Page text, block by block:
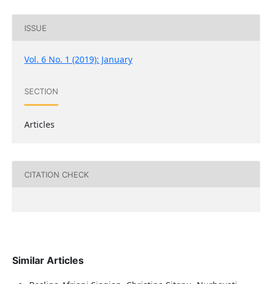
ISSUE
Vol. 6 No. 1 (2019): January
SECTION
Articles
CITATION CHECK
Similar Articles